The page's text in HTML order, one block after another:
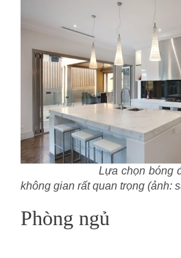
Lựa chọn bóng đèn
không gian rất quan trọng (ảnh:
Phòng ngủ